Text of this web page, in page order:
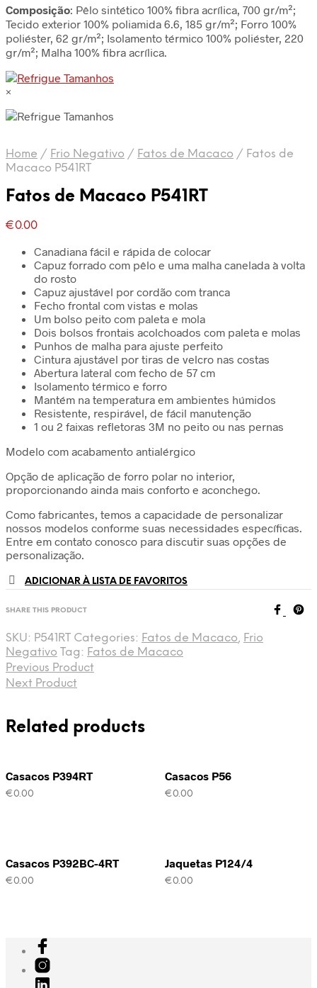
Composição: Pêlo sintético 100% fibra acrílica, 700 gr/m²;
Tecido exterior 100% poliamida 6.6, 185 gr/m²; Forro 100%
poliéster, 62 gr/m²; Isolamento térmico 100% poliéster, 220
gr/m²; Malha 100% fibra acrílica.
×
Home / Frio Negativo / Fatos de Macaco / Fatos de
Macaco P541RT
Fatos de Macaco P541RT
€0.00
Canadiana fácil e rápida de colocar
Capuz forrado com pêlo e uma malha canelada à volta
do rosto
Capuz ajustável por cordão com tranca
Fecho frontal com vistas e molas
Um bolso peito com paleta e mola
Dois bolsos frontais acolchoados com paleta e molas
Punhos de malha para ajuste perfeito
Cintura ajustável por tiras de velcro nas costas
Abertura lateral com fecho de 57 cm
Isolamento térmico e forro
Mantém na temperatura em ambientes húmidos
Resistente, respirável, de fácil manutenção
1 ou 2 faixas refletoras 3M no peito ou nas pernas
Modelo com acabamento antialérgico
Opção de aplicação de forro polar no interior,
proporcionando ainda mais conforto e aconchego.
Como fabricantes, temos a capacidade de personalizar
nossos modelos conforme suas necessidades específicas.
Entre em contato conosco para discutir suas opções de
personalização.
ADICIONAR À LISTA DE FAVORITOS
SHARE THIS PRODUCT
SKU: P541RT Categories: Fatos de Macaco, Frio
Negativo Tag: Fatos de Macaco
Previous Product
Next Product
Related products
Casacos P394RT
€0.00
Casacos P56
€0.00
Casacos P392BC-4RT
€0.00
Jaquetas P124/4
€0.00